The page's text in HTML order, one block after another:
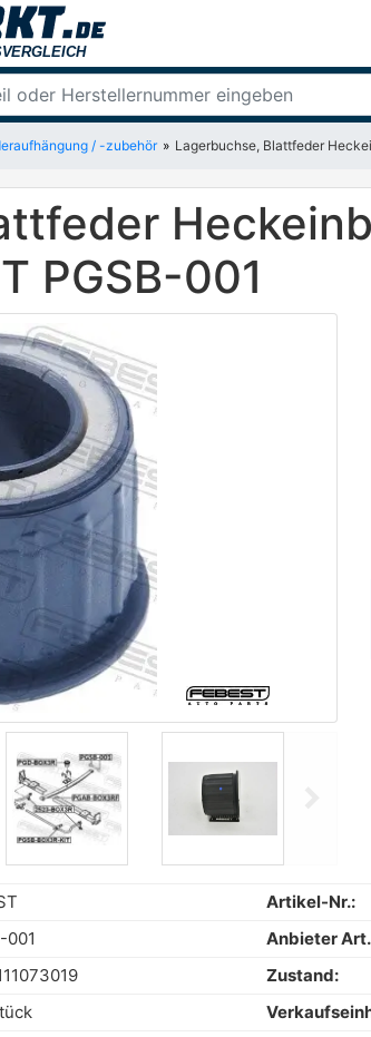
/ -zubehör Lagerbuchse, Blattfeder
PGSB-001
Artikel-Nr.:
001 Anbieter
Zustand: